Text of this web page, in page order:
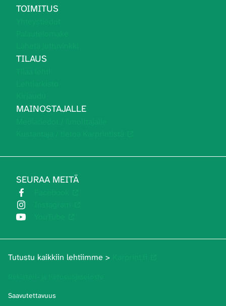
TOIMITUS
TILAUS
MAINOSTAJALLE
SEURAA MEITÄ
Tutustu kaikkiin lehtiimme >
Saavutettavuus